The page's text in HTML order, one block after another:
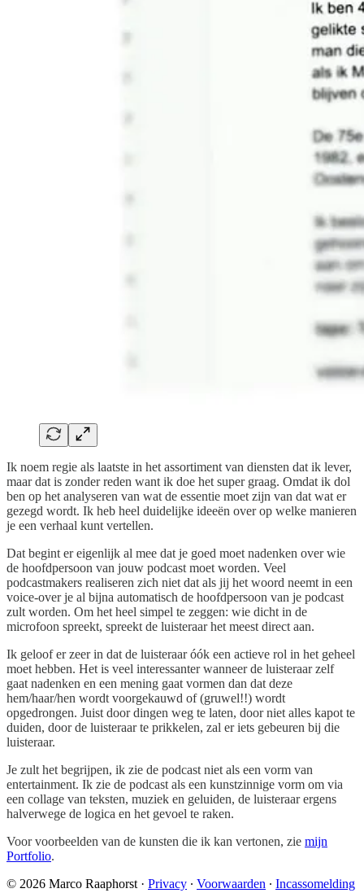
Ik noem regie als laatste in het assortiment van diensten dat ik lever,
maar dat is zonder reden want ik doe het super graag. Omdat ik dol
ben op het analyseren van wat de essentie moet zijn van dat wat er
gezegd wordt. Ik heb heel duidelijke ideeën over op welke manieren
je een verhaal kunt vertellen.
Dat begint er eigenlijk al mee dat je goed moet nadenken over wie
de hoofdpersoon van jouw podcast moet worden. Veel
podcastmakers realiseren zich niet dat als jij het woord neemt in een
voice-over je al bijna automatisch de hoofdpersoon van je podcast
zult worden. Om het heel simpel te zeggen: wie dicht in de
microfoon spreekt, spreekt de luisteraar het meest direct aan.
Ik geloof er zeer in dat de luisteraar óók een actieve rol in het geheel
moet hebben. Het is veel interessanter wanneer de luisteraar zelf
gaat nadenken en een mening gaat vormen dan dat deze
hem/haar/hen wordt voorgekauwd of (gruwel!!) wordt
opgedrongen. Juist door dingen weg te laten, door niet alles kapot te
duiden, door de luisteraar te prikkelen, zal er iets gebeuren bij die
luisteraar.
Je zult het begrijpen, ik zie de podcast niet als een vorm van
entertainment. Ik zie de podcast als een kunstzinnige vorm om via
een collage van teksten, muziek en geluiden, de luisteraar ergens
halverwege de logica en het gevoel te raken.
Voor voorbeelden van de kunsten die ik kan vertonen, zie mijn
Portfolio.
© 2026 Marco Raaphorst · Privacy ∙ Voorwaarden ∙ Incassomelding